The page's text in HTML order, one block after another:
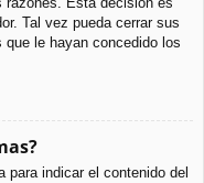
Tal vez pueda cerrar sus
le hayan concedido los
para indicar el contenido del